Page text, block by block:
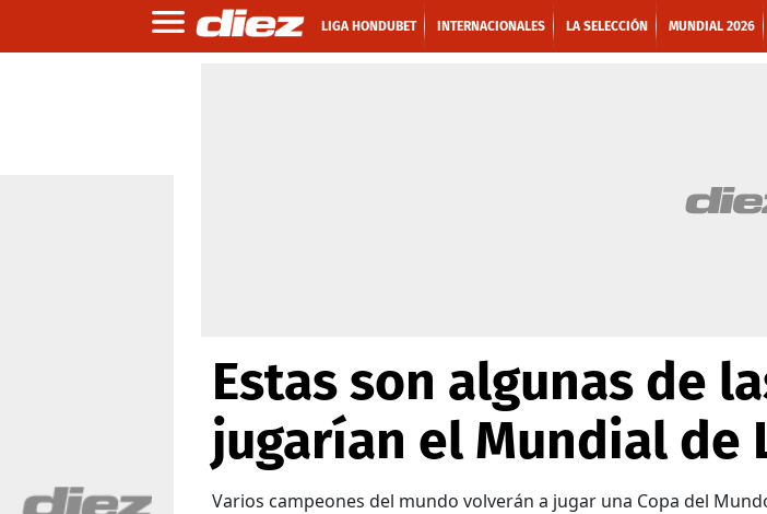
LIGA HONDUBET INTERNACIONALES LA SELECCIÓN MUNDIAL 2026
Estas son algunas de
jugarían el Mundial de
Varios campeones del mundo volverán a jugar una Copa del